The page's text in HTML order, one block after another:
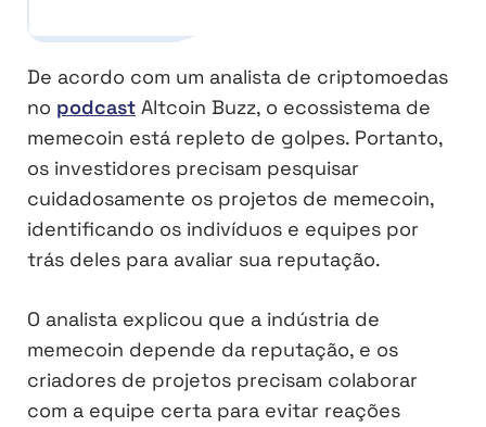
De acordo com um analista de criptomoedas
no podcast Altcoin Buzz, o ecossistema de
memecoin está repleto de golpes. Portanto,
os investidores precisam pesquisar
cuidadosamente os projetos de memecoin,
identificando os indivíduos e equipes por
trás deles para avaliar sua reputação.
O analista explicou que a indústria de
memecoin depende da reputação, e os
criadores de projetos precisam colaborar
com a equipe certa para evitar reações